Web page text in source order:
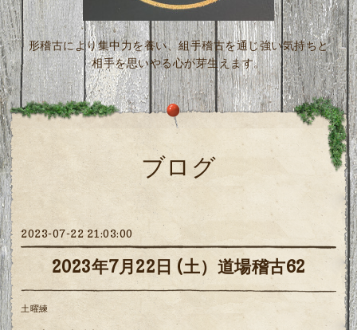
形稽古により集中力を養い、組手稽古を通じ強い気持ちと
相手を思いやる心が芽生えます。
ブログ
2023-07-22 21:03:00
2023年7月22日 (土）道場稽古62
土曜練